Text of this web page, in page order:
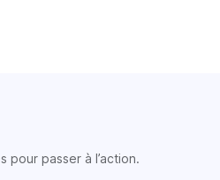
pour passer à l’action.